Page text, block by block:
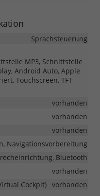
Sprachsteuerung
MP3, Schnittstelle
Android Auto, Apple
Touchscreen, TFT
vorhanden
vorhanden
vorhanden
Navigationsvorbereitung
Bluetooth
vorhanden
Cockpit) vorhanden